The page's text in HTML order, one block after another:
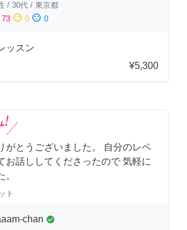
/ 30代 / 東京都
73 sentiment_neutral 0 sentiment_dissatisfied 0
ッスン
¥5,300
がとうございました。 自分のレベ
お話ししてくださったので 気軽に
。
ト
chan check_circle